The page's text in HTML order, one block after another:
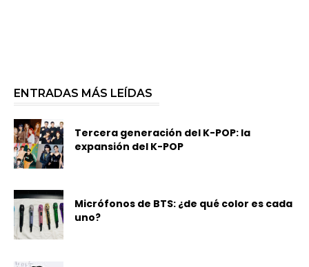
ENTRADAS MÁS LEÍDAS
Tercera generación del K-POP: la
expansión del K-POP
Micrófonos de BTS: ¿de qué color es cada
uno?